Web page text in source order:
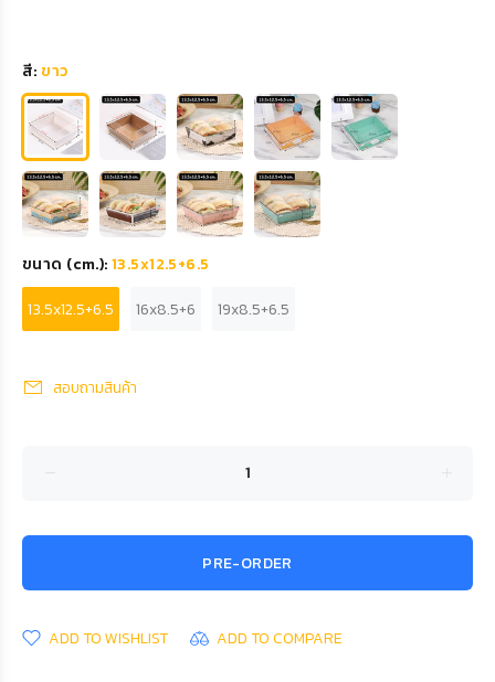
สี: ขาว
ขนาด (cm.):13.5x12.5+6.5
13.5x12.5+6.5
16x8.5+6 19x8.5+6.5
สอบถามสินค้า
PRE-ORDER
ADD TO WISHLIST ADD TO COMPARE